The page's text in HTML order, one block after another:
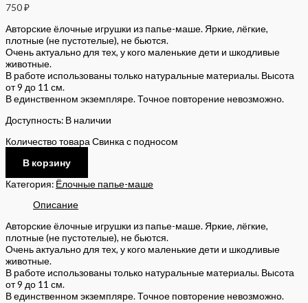
750₽
Авторские ёлочные игрушки из папье-маше. Яркие, лёгкие,
плотные (не пустотелые), не бьются.
Очень актуально для тех, у кого маленькие дети и шкодливые
животные.
В работе использованы только натуральные материалы. Высота
от 9 до 11 см.
В единственном экземпляре. Точное повторение невозможно.
Доступность: В наличии
Количество товара Свинка с подносом
В корзину
Категория: Ёлочные папье-маше
Описание
Авторские ёлочные игрушки из папье-маше. Яркие, лёгкие,
плотные (не пустотелые), не бьются.
Очень актуально для тех, у кого маленькие дети и шкодливые
животные.
В работе использованы только натуральные материалы. Высота
от 9 до 11 см.
В единственном экземпляре. Точное повторение невозможно.